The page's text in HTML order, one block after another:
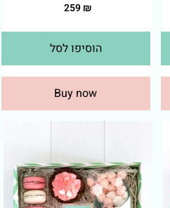
259₪
הוסיפו לסל
Buy now